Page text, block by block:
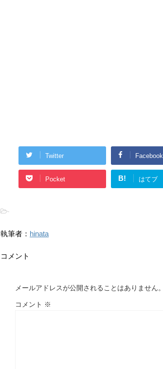
Twitter Facebook
Pocket B! はてブ
-
執筆者： hinata
コメント
メールアドレスが公開されることはありません。
コメント ※